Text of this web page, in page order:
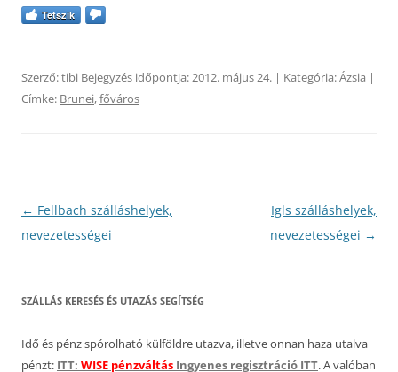
Tetszik
Szerző:tibi Bejegyzés időpontja:2012. május 24. | Kategória:Ázsia |
Címke: Brunei,főváros
Bejegyzés
navigáció
← Fellbach szálláshelyek,
nevezetességei
Igls szálláshelyek,
nevezetességei →
SZÁLLÁS KERESÉS ÉS UTAZÁS SEGÍTSÉG
Idő és pénz spórolható külföldre utazva, illetve onnan haza utalva
pénzt: ITT: WISE pénzváltás Ingyenes regisztráció ITT. A valóban